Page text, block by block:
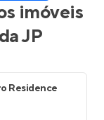
imóveis
JP
Residence